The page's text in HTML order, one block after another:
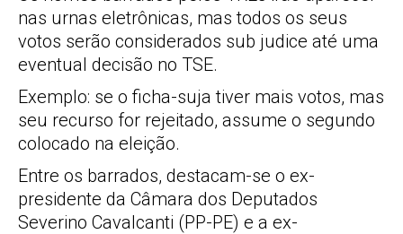
nas urnas eletrônicas, mas todos os seus
votos serão considerados sub judice até uma
eventual decisão no TSE.
Exemplo: se o ficha-suja tiver mais votos, mas
seu recurso for rejeitado, assume o segundo
colocado na eleição.
Entre os barrados, destacam-se o ex-
presidente da Câmara dos Deputados
Severino Cavalcanti (PP-PE) e a ex-